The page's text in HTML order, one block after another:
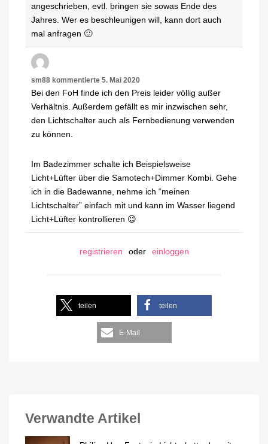
angeschrieben, evtl. bringen sie sowas Ende des
Jahres. Wer es beschleunigen will, kann dort auch
mal anfragen 🙂
sm88 kommentierte 5. Mai 2020
Bei den FoH finde ich den Preis leider völlig außer
Verhältnis. Außerdem gefällt es mir inzwischen sehr,
den Lichtschalter auch als Fernbedienung verwenden
zu können.
Im Badezimmer schalte ich Beispielsweise
Licht+Lüfter über die Samotech+Dimmer Kombi. Gehe
ich in die Badewanne, nehme ich “meinen
Lichtschalter” einfach mit und kann im Wasser liegend
Licht+Lüfter kontrollieren 😉
registrieren oder einloggen
teilen teilen
E-Mail
Verwandte Artikel